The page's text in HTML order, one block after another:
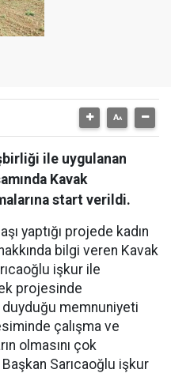
ile uygulanan
Kavak
start verildi.
yaptığı projede kadın
bilgi veren Kavak
işkur ile
projesinde
duyduğu memnuniyeti
çalışma ve
olmasını çok
Sarıcaoğlu işkur